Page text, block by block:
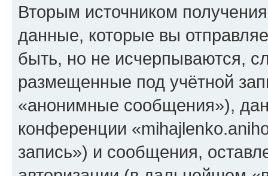
Вторым источником
данные, которые вы
быть, но не исчерпываются,
размещенные под учётной
«анонимные сообщения»),
конференции
запись») и сообщения,